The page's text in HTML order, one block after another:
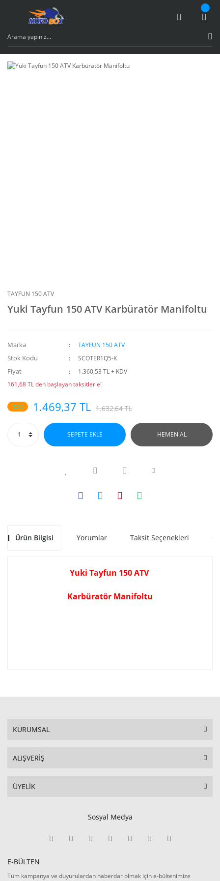
TAYFUN 150 ATV
Yuki Tayfun 150 ATV Karbüratör Manifoltu
Marka TAYFUN 150 ATV
Stok Kodu SCOTER1Q5-K
Fiyat
1.360,53 TL + KDV
161,68 TL den başlayan taksitlerle!
%10 1.469,37 TL 1.632,64 TL
SEPETE EKLE HEMEN AL
Ürün Bilgisi Yorumlar Taksit Seçenekleri
Yuki Tayfun 150 ATV
Karbüratör Manifoltu
KURUMSAL
ALIŞVERİŞ
ÜYELİK
Sosyal Medya
E-BÜLTEN
Tüm kampanya ve duyurulardan haberdar olmak için e-bültenimize